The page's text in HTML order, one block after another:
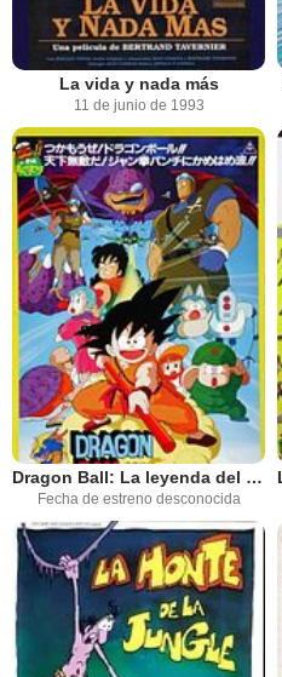
La vida y nada más
11 de junio de 1993
Dragon Ball: La leyenda del dragón Xeron
Fecha de estreno desconocida